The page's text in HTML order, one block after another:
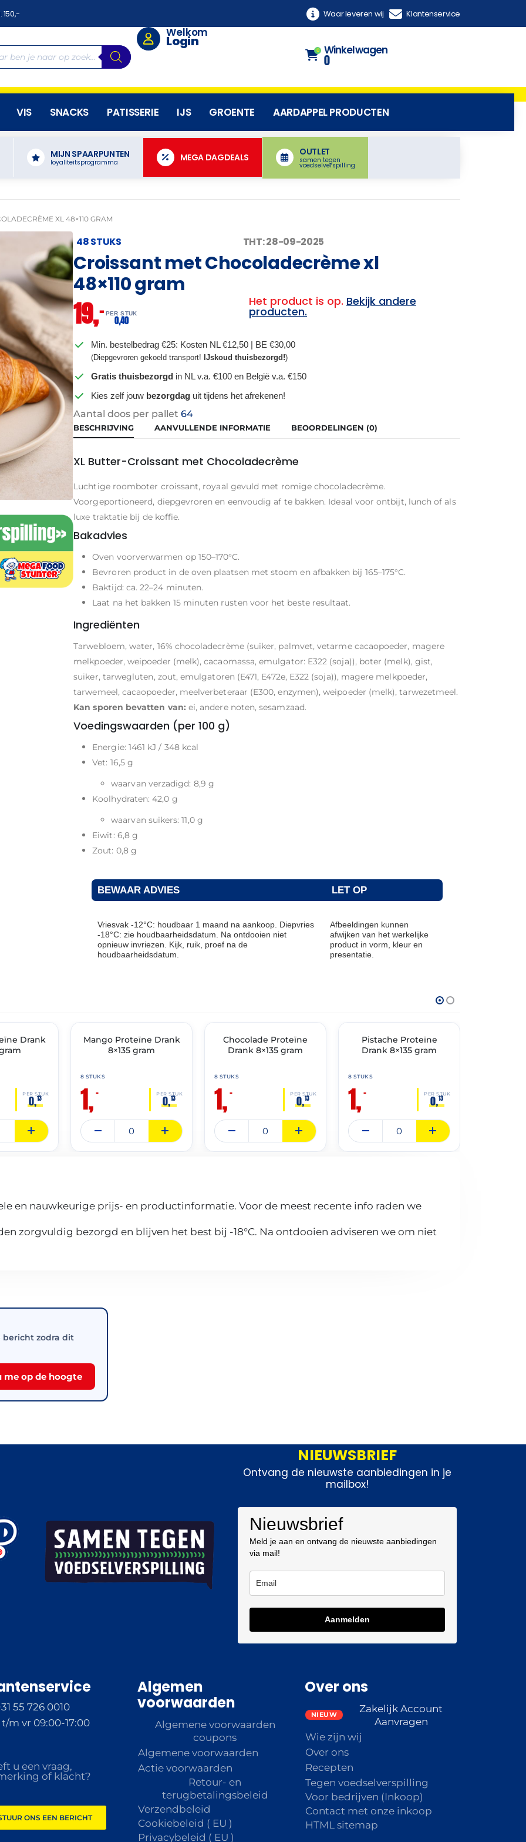
150,- Waar leveren wij Klantenservice
Welkom
Login
0 Winkelwagen
0
VIS SNACKS PATISSERIE IJS GROENTE AARDAPPEL PRODUCTEN
MIJN SPAARPUNTEN
loyaliteitsprogramma MEGA DAGDEALS
OUTLET
samen tegen
voedselverspilling
XL 48×110 GRAM
48 STUKS THT: 28-09-2025
Croissant met Chocoladecrème xl
48×110 gram
19,– PER STUK
0,40
Het product is op. Bekijk andere
producten.
Min. bestelbedrag €25: Kosten NL €12,50 | BE €30,00
(Diepgevroren gekoeld transport!IJskoud thuisbezorgd!)
Gratis thuisbezorgd in NL v.a. €100 en België v.a. €150
Kies zelf jouw bezorgdag uit tijdens het afrekenen!
Aantal doos per pallet64
BESCHRIJVING AANVULLENDE INFORMATIE BEOORDELINGEN (0)
XL Butter-Croissant met Chocoladecrème
Luchtige roomboter croissant, royaal gevuld met romige chocoladecrème.
Voorgeportioneerd, diepgevroren en eenvoudig af te bakken. Ideaal voor ontbijt, lunch of als
luxe traktatie bij de koffie.
Bakadvies
Oven voorverwarmen op 150–170°C.
Bevroren product in de oven plaatsen met stoom en afbakken bij 165–175°C.
Baktijd: ca. 22–24 minuten.
Laat na het bakken 15 minuten rusten voor het beste resultaat.
Ingrediënten
Tarwebloem, water, 16% chocoladecrème (suiker, palmvet, vetarme cacaopoeder, magere
melkpoeder, weipoeder (melk), cacaomassa, emulgator: E322 (soja)), boter (melk), gist,
suiker, tarwegluten, zout, emulgatoren (E471, E472e, E322 (soja)), magere melkpoeder,
tarwemeel, cacaopoeder, meelverbeteraar (E300, enzymen), weipoeder (melk), tarwezetmeel.
Kan sporen bevatten van: ei, andere noten, sesamzaad.
Voedingswaarden (per 100 g)
Energie: 1461 kJ / 348 kcal
Vet: 16,5 g
waarvan verzadigd: 8,9 g
Koolhydraten: 42,0 g
waarvan suikers: 11,0 g
Eiwit: 6,8 g
Zout: 0,8 g
BEWAAR ADVIES LET OP
Vriesvak -12°C: houdbaar 1 maand na aankoop. Diepvries
-18°C: zie houdbaarheidsdatum. Na ontdooien niet
opnieuw invriezen. Kijk, ruik, proef na de
houdbaarheidsdatum.
Afbeeldingen kunnen
afwijken van het werkelijke
product in vorm, kleur en
presentatie.
Drank
PER STUK
0,13
🔥 OP=OP
Mango Proteïne Drank
8×135 gram
8 STUKS
1,– PER STUK
0,13
🔥 OP=OP
Chocolade Proteïne
Drank 8×135 gram
8 STUKS
1,– PER STUK
0,13
🔥 OP=OP
Pistache Proteïne
Drank 8×135 gram
8 STUKS
1,– PER STUK
0,13
en nauwkeurige prijs- en productinformatie. Voor de meest recente info raden we
zorgvuldig bezorgd en blijven het best bij -18°C. Na ontdooien adviseren we om niet
bericht zodra dit
me op de hoogte
NIEUWSBRIEF
Ontvang de nieuwste aanbiedingen in je
mailbox!
Nieuwsbrief
Meld je aan en ontvang de nieuwste aanbiedingen
via mail!
Aanmelden
55 726 0010
m vr 09:00-17:00
u een vraag,
of klacht?
ONS EEN BERICHT
Algemen
voorwaarden
Algemene voorwaarden
coupons
Algemene voorwaarden
Actie voorwaarden
Retour- en
terugbetalingsbeleid
Verzendbeleid
Cookiebeleid ( EU )
Privacybeleid ( EU )
Over ons
Zakelijk Account
Aanvragen
Wie zijn wij
Over ons
Recepten
Tegen voedselverspilling
Voor bedrijven (Inkoop)
Contact met onze inkoop
HTML sitemap